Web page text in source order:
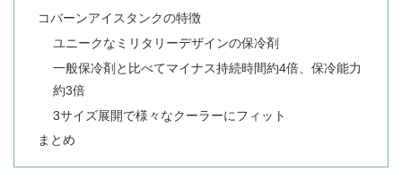
コバーンアイスタンクの特徴
ユニークなミリタリーデザインの保冷剤
一般保冷剤と比べてマイナス持続時間約4倍、保冷能力
約3倍
3サイズ展開で様々なクーラーにフィット
まとめ